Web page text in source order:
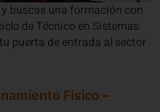
buscas una formación con
de Técnico en Sistemas
puerta de entrada al sector
Físico –